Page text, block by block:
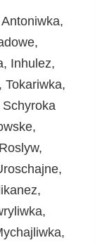
Inhulez,
Tokariwka,